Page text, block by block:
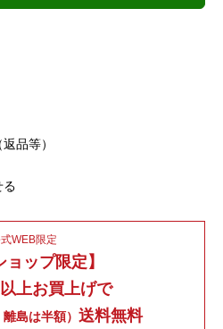
品等）
る
WEB限定
ョップ限定】
上お買上げで
島は半額） 送料無料